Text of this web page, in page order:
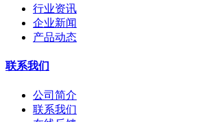
行业资讯
企业新闻
产品动态
联系我们
公司简介
联系我们